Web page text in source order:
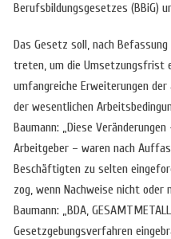
Berufsbildungsgesetzes (BBiG)
Das Gesetz soll, nach
treten, um die Umsetzungsfrist
umfangreiche Erweiterungen
der wesentlichen
Baumann: „Diese
Arbeitgeber – waren nach
Beschäftigten zu selten
zog, wenn Nachweise nicht
Baumann: „BDA,
Gesetzgebungsverfahren